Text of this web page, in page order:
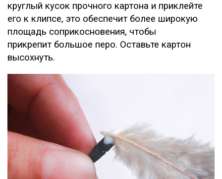
круглый кусок прочного картона и приклейте
его к клипсе, это обеспечит более широкую
площадь соприкосновения, чтобы
прикрепит большое перо. Оставьте картон
высохнуть.